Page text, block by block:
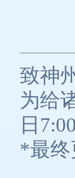
致神
为给
日
*最终